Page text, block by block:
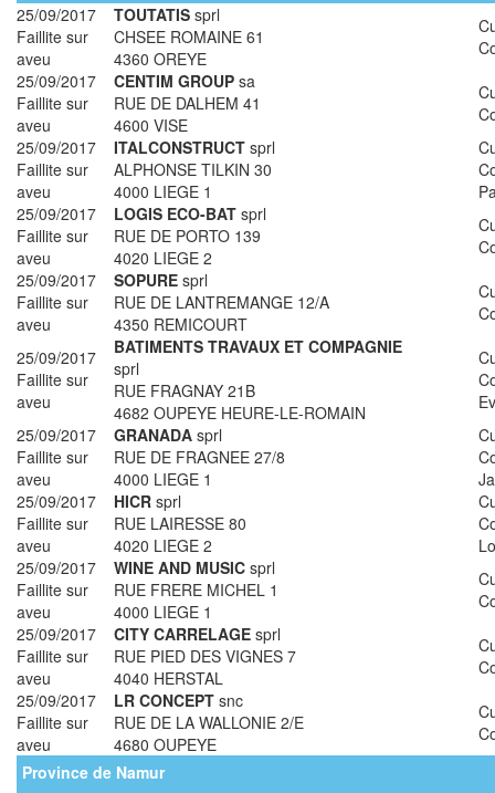
25/09/2017
Faillite sur
aveu
TOUTATIS sprl
CHSEE ROMAINE 61
4360 OREYE
25/09/2017
Faillite sur
aveu
CENTIM GROUP sa
RUE DE DALHEM 41
4600 VISE
25/09/2017
Faillite sur
aveu
ITALCONSTRUCT sprl
ALPHONSE TILKIN 30
4000 LIEGE 1
25/09/2017
Faillite sur
aveu
LOGIS ECO-BAT sprl
RUE DE PORTO 139
4020 LIEGE 2
25/09/2017
Faillite sur
aveu
SOPURE sprl
RUE DE LANTREMANGE 12/A
4350 REMICOURT
25/09/2017
Faillite sur
aveu
BATIMENTS TRAVAUX ET COMPAGNIE
sprl
RUE FRAGNAY 21B
4682 OUPEYE HEURE-LE-ROMAIN
25/09/2017
Faillite sur
aveu
GRANADA sprl
RUE DE FRAGNEE 27/8
4000 LIEGE 1
25/09/2017
Faillite sur
aveu
HICR sprl
RUE LAIRESSE 80
4020 LIEGE 2
25/09/2017
Faillite sur
aveu
WINE AND MUSIC sprl
RUE FRERE MICHEL 1
4000 LIEGE 1
25/09/2017
Faillite sur
aveu
CITY CARRELAGE sprl
RUE PIED DES VIGNES 7
4040 HERSTAL
25/09/2017
Faillite sur
aveu
LR CONCEPT snc
RUE DE LA WALLONIE 2/E
4680 OUPEYE
Province de Namur